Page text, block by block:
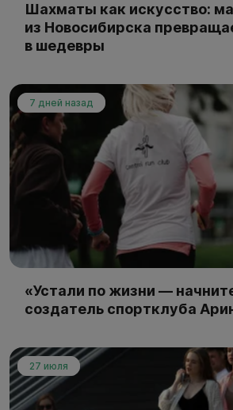
Шахматы как искусство:
из Новосибирска
в шедевры
7 дней назад
«Устали по жизни —
создатель спортклуба
27 июля